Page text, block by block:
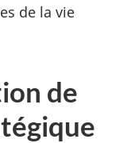
de la vie
de